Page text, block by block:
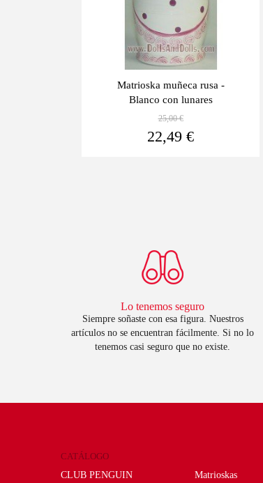
Matrioska muñeca rusa -
Blanco con lunares
25,00 €
22,49 €
Lo tenemos seguro
Siempre soñaste con esa figura. Nuestros
artículos no se encuentran fácilmente. Si no lo
tenemos casi seguro que no existe.
CATÁLOGO
CLUB PENGUIN
Matrioskas